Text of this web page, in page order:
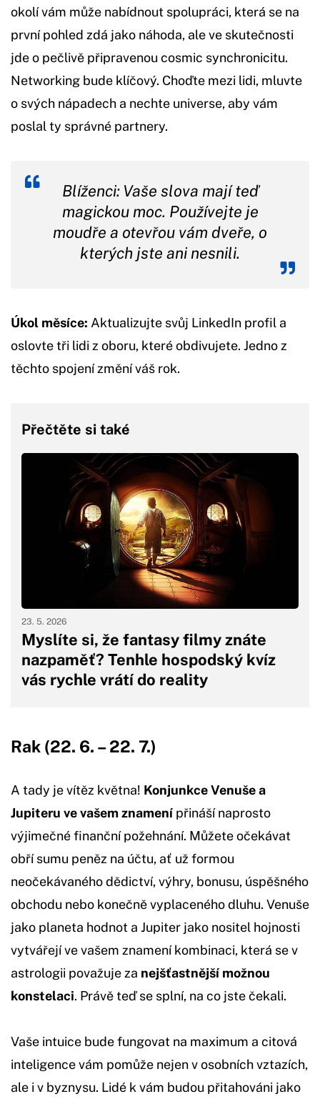
okolí vám může nabídnout spolupráci, která se na
první pohled zdá jako náhoda, ale ve skutečnosti
jde o pečlivě připravenou cosmic synchronicitu.
Networking bude klíčový. Choďte mezi lidi, mluvte
o svých nápadech a nechte universe, aby vám
poslal ty správné partnery.
Blíženci: Vaše slova mají teď
magickou moc. Používejte je
moudře a otevřou vám dveře, o
kterých jste ani nesnili.
Úkol měsíce: Aktualizujte svůj LinkedIn profil a
oslovte tři lidi z oboru, které obdivujete. Jedno z
těchto spojení změní váš rok.
Přečtěte si také
Myslíte si, že fantasy filmy znáte
nazpaměť? Tenhle hospodský kvíz
vás rychle vrátí do reality
23. 5. 2026
Rak (22. 6. – 22. 7.)
A tady je vítěz května! Konjunkce Venuše a
Jupiteru ve vašem znamení přináší naprosto
výjimečné finanční požehnání. Můžete očekávat
obří sumu peněz na účtu, ať už formou
neočekávaného dědictví, výhry, bonusu, úspěšného
obchodu nebo konečně vyplaceného dluhu. Venuše
jako planeta hodnot a Jupiter jako nositel hojnosti
vytvářejí ve vašem znamení kombinaci, která se v
astrologii považuje za nejšťastnější možnou
konstelaci. Právě teď se splní, na co jste čekali.
Vaše intuice bude fungovat na maximum a citová
inteligence vám pomůže nejen v osobních vztazích,
ale i v byznysu. Lidé k vám budou přitahováni jako